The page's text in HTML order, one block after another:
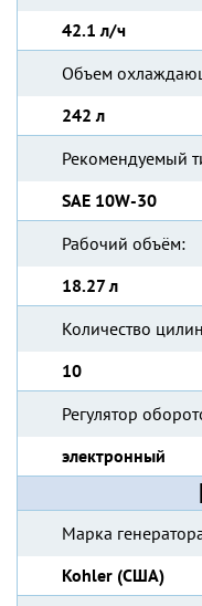
42.1 л/ч
Объем
242 л
Рекомендуемый
SAE 10W-30
Рабочий объём:
18.27 л
Количество
10
Регулятор
электронный
Марка
Kohler (США)